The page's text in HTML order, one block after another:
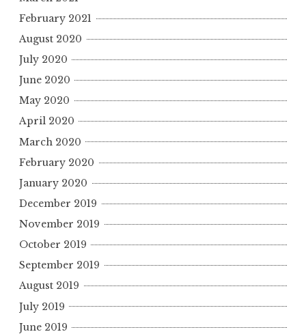
February 2021
August 2020
July 2020
June 2020
May 2020
April 2020
March 2020
February 2020
January 2020
December 2019
November 2019
October 2019
September 2019
August 2019
July 2019
June 2019